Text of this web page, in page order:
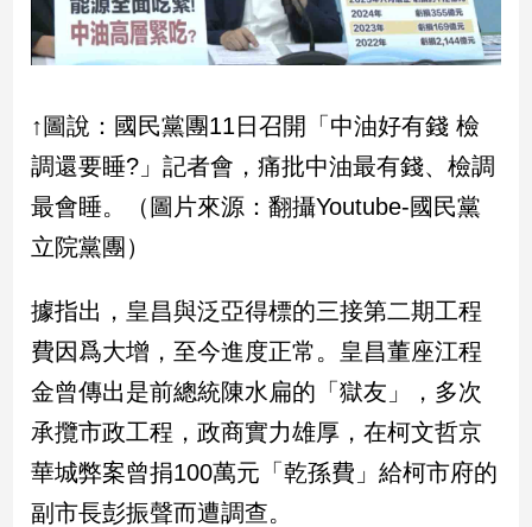
感
情
術
／
文
創
／
電
推
科
技/
遊
戲
運
動
↑圖說：國民黨團11日召開「中油好有錢 檢
調還要睡?」記者會，痛批中油最有錢、檢調
最會睡。（圖片來源：翻攝Youtube-國民黨
立院黨團）
據指出，皇昌與泛亞得標的三接第二期工程
費因爲大增，至今進度正常。皇昌董座江程
金曾傳出是前總統陳水扁的「獄友」，多次
承攬市政工程，政商實力雄厚，在柯文哲京
華城弊案曾捐100萬元「乾孫費」給柯市府的
副市長彭振聲而遭調查。